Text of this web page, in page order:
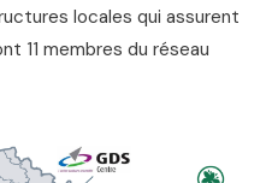
locales qui assurent
11 membres du réseau